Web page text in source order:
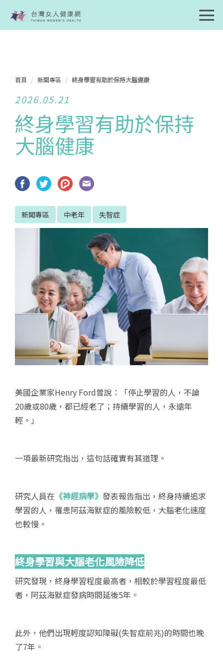
首頁 新聞專區 終身學習有助於保持大腦健康
2026.05.21
終身學習有助於保持
大腦健康
新聞專區 中老年 失智症
美國企業家Henry Ford曾說：「停止學習的人，不論
20歲或80歲，都已經老了；持續學習的人，永遠年
輕。」
一項最新研究指出，這句話確實有其道理。
研究人員在 《神經病學》 發表報告指出，終身持續追求
學習的人，罹患阿茲海默症的風險較低，大腦老化速度
也較慢。
終身學習與大腦老化風險降低
研究發現，終身學習程度最高者，相較於學習程度最低
者，阿茲海默症發病時間延後5年。
此外，他們出現輕度認知障礙(失智症前兆)的時間也晚
了7年。